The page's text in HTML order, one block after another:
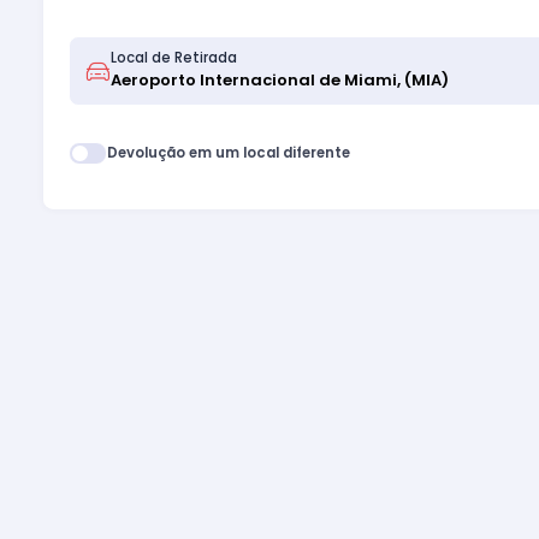
Local de Retirada
Devolução em um local diferente